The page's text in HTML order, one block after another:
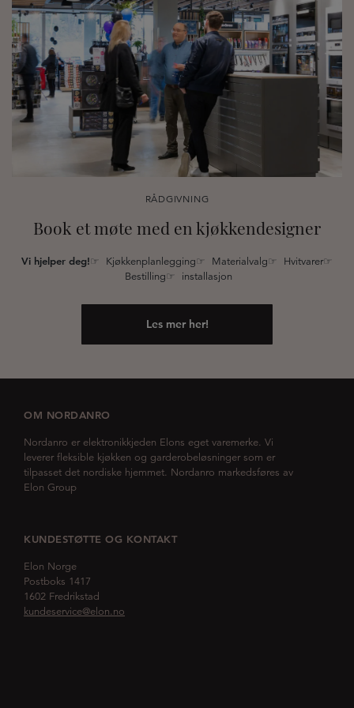
RÅDGIVNING
Book et møte med en kjøkkendesigner
Vi hjelper deg!☞ Kjøkkenplanlegging☞ Materialvalg☞ Hvitvarer☞
Bestilling☞ installasjon
Les mer her!
OM NORDANRO
Nordanro er elektronikkjeden Elons eget varemerke. Vi
leverer fleksible kjøkken og garderobeløsninger som er
tilpasset det nordiske hjemmet. Nordanro markedsføres av
Elon Group
KUNDESTØTTE OG KONTAKT
Elon Norge
Postboks 1417
1602 Fredrikstad
kundeservice@elon.no